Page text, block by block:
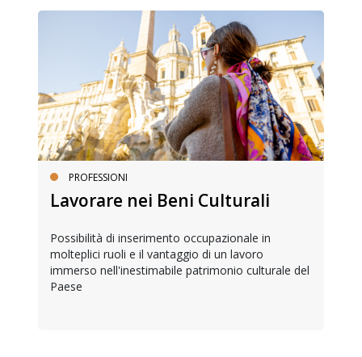
PROFESSIONI
Lavorare nei Beni Culturali
Possibilità di inserimento occupazionale in
molteplici ruoli e il vantaggio di un lavoro
immerso nell'inestimabile patrimonio culturale del
Paese